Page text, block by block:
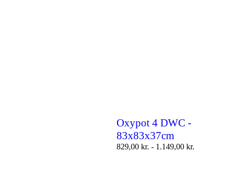
Oxypot 4 DWC -
83x83x37cm
829,00 kr. - 1.149,00 kr.